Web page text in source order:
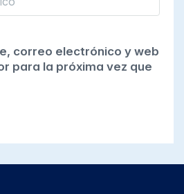
correo electrónico y web
para la próxima vez que